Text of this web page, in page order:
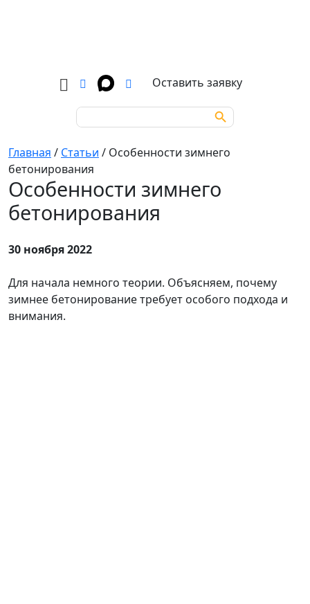
Search
for:
Search Button
Оставить заявку
Главная / Статьи / Особенности зимнего
бетонирования
Особенности зимнего
бетонирования
30 ноября 2022
Для начала немного теории. Объясняем, почему
зимнее бетонирование требует особого подхода и
внимания.